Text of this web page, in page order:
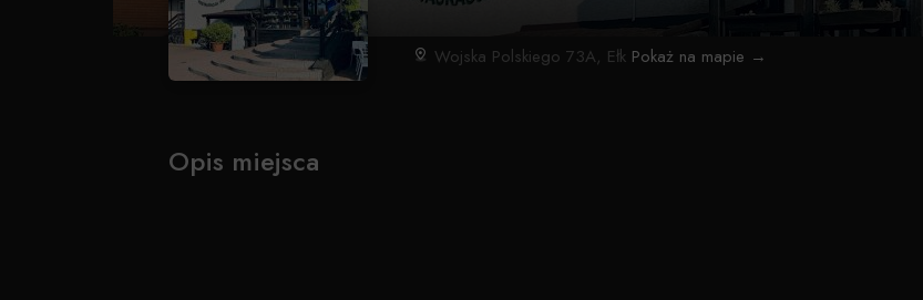
Wojska Polskiego 73A, Ełk Pokaż na mapie →
Opis miejsca